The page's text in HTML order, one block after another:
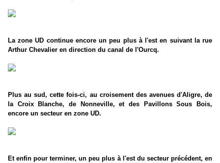
La zone UD continue encore un peu plus à l'est en suivant la rue
Arthur Chevalier en direction du canal de l'Ourcq.
Plus au sud, cette fois-ci, au croisement des avenues d'Aligre, de
la Croix Blanche, de Nonneville, et des Pavillons Sous Bois,
encore un secteur en zone UD.
Et enfin pour terminer, un peu plus à l'est du secteur précédent, en